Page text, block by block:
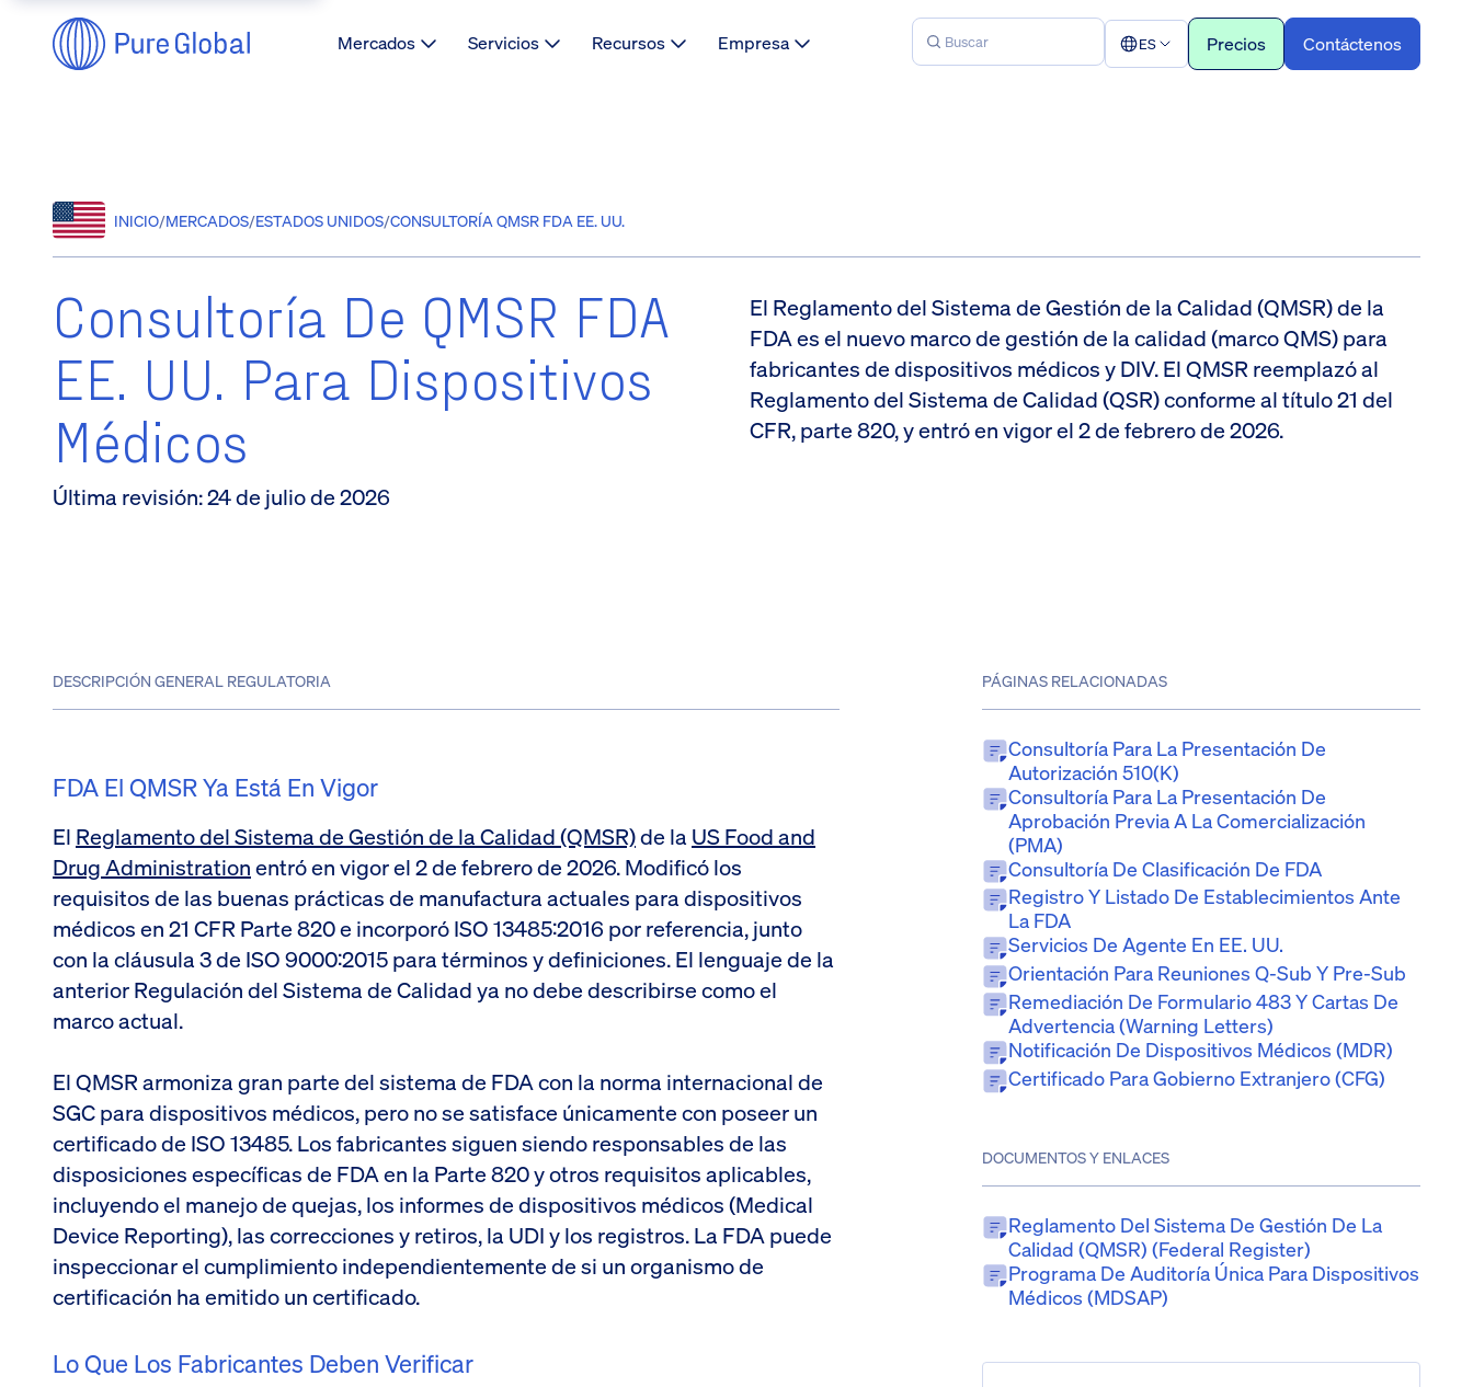
Mercados Servicios Recursos Empresa ES Precios Contáctenos
INICIO/MERCADOS/ESTADOS UNIDOS/CONSULTORÍA QMSR FDA EE. UU.
Consultoría De QMSR FDA
EE. UU. Para Dispositivos
Médicos
Última revisión:24 de julio de 2026
El Reglamento del Sistema de Gestión de la Calidad (QMSR) de la
FDA es el nuevo marco de gestión de la calidad (marco QMS) para
fabricantes de dispositivos médicos y DIV. El QMSR reemplazó al
Reglamento del Sistema de Calidad (QSR) conforme al título 21 del
CFR, parte 820, y entró en vigor el 2 de febrero de 2026.
DESCRIPCIÓN GENERAL REGULATORIA
FDA El QMSR Ya Está En Vigor
El Reglamento del Sistema de Gestión de la Calidad (QMSR)de la US Food and
Drug Administrationentró en vigor el 2 de febrero de 2026. Modificó los
requisitos de las buenas prácticas de manufactura actuales para dispositivos
médicos en 21 CFR Parte 820 e incorporó ISO 13485:2016 por referencia, junto
con la cláusula 3 de ISO 9000:2015 para términos y definiciones. El lenguaje de la
anterior Regulación del Sistema de Calidad ya no debe describirse como el
marco actual.
El QMSR armoniza gran parte del sistema de FDA con la norma internacional de
SGC para dispositivos médicos, pero no se satisface únicamente con poseer un
certificado de ISO 13485. Los fabricantes siguen siendo responsables de las
disposiciones específicas de FDA en la Parte 820 y otros requisitos aplicables,
incluyendo el manejo de quejas, los informes de dispositivos médicos (Medical
Device Reporting), las correcciones y retiros, la UDI y los registros. La FDA puede
inspeccionar el cumplimiento independientemente de si un organismo de
certificación ha emitido un certificado.
Lo Que Los Fabricantes Deben Verificar
PÁGINAS RELACIONADAS
Consultoría Para La Presentación De
Autorización 510(k)
Consultoría Para La Presentación De
Aprobación Previa A La Comercialización
(PMA)
Consultoría De Clasificación De FDA
Registro Y Listado De Establecimientos Ante
La FDA
Servicios De Agente En EE. UU.
Orientación Para Reuniones Q-Sub Y Pre-Sub
Remediación De Formulario 483 Y Cartas De
Advertencia (Warning Letters)
Notificación De Dispositivos Médicos (MDR)
Certificado Para Gobierno Extranjero (CFG)
DOCUMENTOS Y ENLACES
Reglamento Del Sistema De Gestión De La
Calidad (QMSR) (Federal Register)
Programa De Auditoría Única Para Dispositivos
Médicos (MDSAP)